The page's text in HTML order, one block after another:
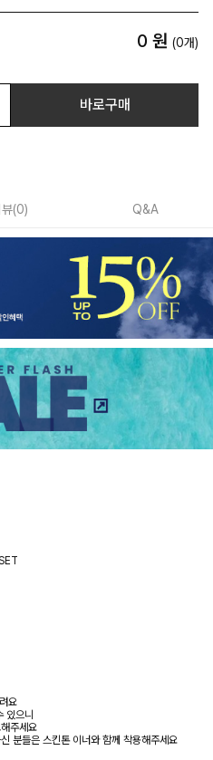
0 원 (0개)
바로구매
뷰(0) Q&A
요
있으니
주세요
분들은 스킨톤 이너와 함께 착용해주세요